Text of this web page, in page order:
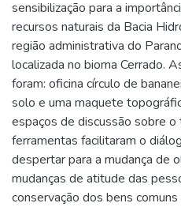
sensibilização para a
recursos naturais da Bacia
região administrativa do
localizada no bioma Cerrado.
foram: oficina círculo de
solo e uma maquete
espaços de discussão sobre o
ferramentas facilitaram o
despertar para a mudança de
mudanças de atitude das
conservação dos bens comuns